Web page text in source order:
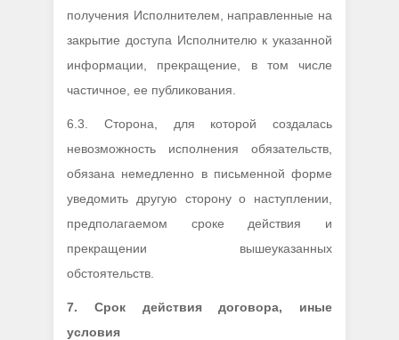
получения Исполнителем, направленные на
закрытие доступа Исполнителю к указанной
информации, прекращение, в том числе
частичное, ее публикования.
6.3. Сторона, для которой создалась
невозможность исполнения обязательств,
обязана немедленно в письменной форме
уведомить другую сторону о наступлении,
предполагаемом сроке действия и
прекращении вышеуказанных
обстоятельств.
7. Срок действия договора, иные
условия